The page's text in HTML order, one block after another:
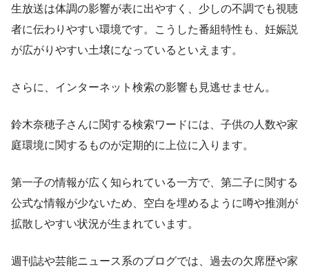
生放送は体調の影響が表に出やすく、少しの不調でも視聴
者に伝わりやすい環境です。こうした番組特性も、妊娠説
が広がりやすい土壌になっているといえます。
さらに、インターネット検索の影響も見逃せません。
鈴木奈穂子さんに関する検索ワードには、子供の人数や家
庭環境に関するものが定期的に上位に入ります。
第一子の情報が広く知られている一方で、第二子に関する
公式な情報が少ないため、空白を埋めるように噂や推測が
拡散しやすい状況が生まれています。
週刊誌や芸能ニュース系のブログでは、過去の欠席歴や家